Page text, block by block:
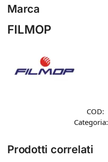
Marca
FILMOP
COD:
Categoria:
Prodotti correlati